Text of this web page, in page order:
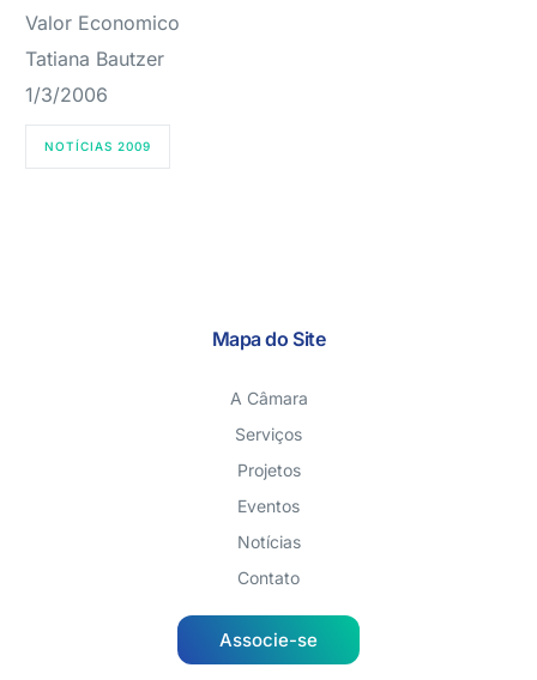
Valor Economico
Tatiana Bautzer
1/3/2006
NOTÍCIAS 2009
Mapa do Site
A Câmara
Serviços
Projetos
Eventos
Notícias
Contato
Associe-se